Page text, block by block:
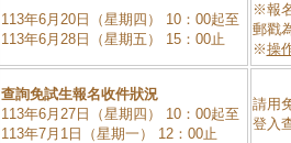
113年6月20日（星期四） 10：00起至
113年6月28日（星期五） 15：00止
※報
郵戳
※操
查詢免試生報名收件狀況
113年6月27日（星期四） 10：00起至
113年7月1日（星期一） 12：00止
請用
登入